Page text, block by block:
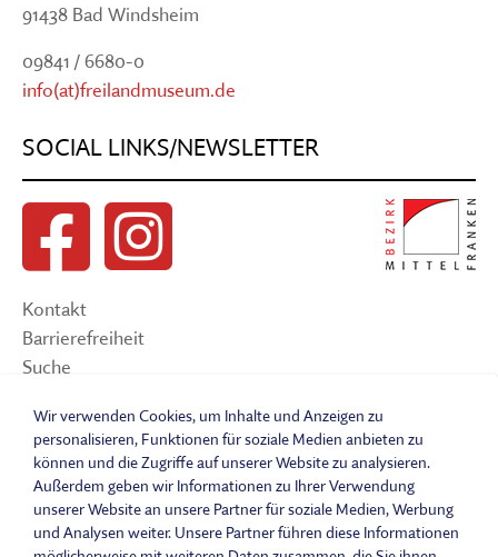
91438 Bad Windsheim
09841 / 6680-0
info(at)freilandmuseum.de
SOCIAL LINKS/NEWSLETTER
Kontakt
Barrierefreiheit
Suche
Impressum
Datenschutzerklärung
Barrierefreiheitserklärung
Leichte Sprache
Widerrufsbelehrung
Wir verwenden Cookies, um Inhalte und Anzeigen zu
personalisieren, Funktionen für soziale Medien anbieten zu
können und die Zugriffe auf unserer Website zu analysieren.
Außerdem geben wir Informationen zu Ihrer Verwendung
unserer Website an unsere Partner für soziale Medien, Werbung
und Analysen weiter. Unsere Partner führen diese Informationen